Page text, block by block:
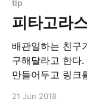
tip
피타고라
배관일하는 친구
구해달라고 한다. 계산기
만들어두고 링크를 주련다... //
21 Jun 2018